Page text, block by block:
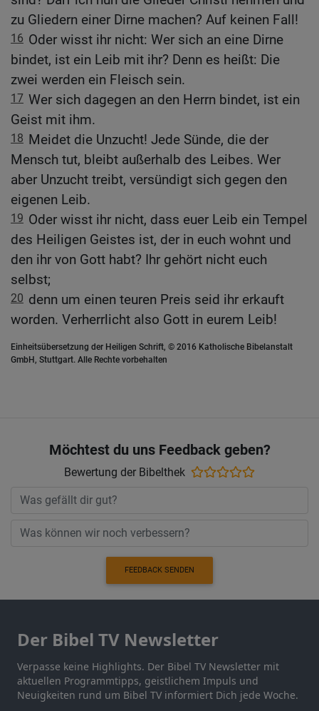
zu Gliedern einer Dirne machen? Auf keinen Fall!
16 Oder wisst ihr nicht: Wer sich an eine Dirne
bindet, ist ein Leib mit ihr? Denn es heißt: Die
zwei werden ein Fleisch sein.
17 Wer sich dagegen an den Herrn bindet, ist ein
Geist mit ihm.
18 Meidet die Unzucht! Jede Sünde, die der
Mensch tut, bleibt außerhalb des Leibes. Wer
aber Unzucht treibt, versündigt sich gegen den
eigenen Leib.
19 Oder wisst ihr nicht, dass euer Leib ein Tempel
des Heiligen Geistes ist, der in euch wohnt und
den ihr von Gott habt? Ihr gehört nicht euch
selbst;
20 denn um einen teuren Preis seid ihr erkauft
worden. Verherrlicht also Gott in eurem Leib!
Einheitsübersetzung der Heiligen Schrift, © 2016 Katholische Bibelanstalt
GmbH, Stuttgart. Alle Rechte vorbehalten
Möchtest du uns Feedback geben?
Bewertung der Bibelthek
FEEDBACK SENDEN
Der Bibel TV Newsletter
Verpasse keine Highlights. Der Bibel TV Newsletter mit
aktuellen Programmtipps, geistlichem Impuls und
Neuigkeiten rund um Bibel TV informiert Dich jede Woche.